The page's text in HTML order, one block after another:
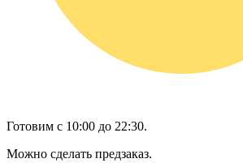
Готовим с 10:00 до 22:30.
Можно сделать предзаказ.